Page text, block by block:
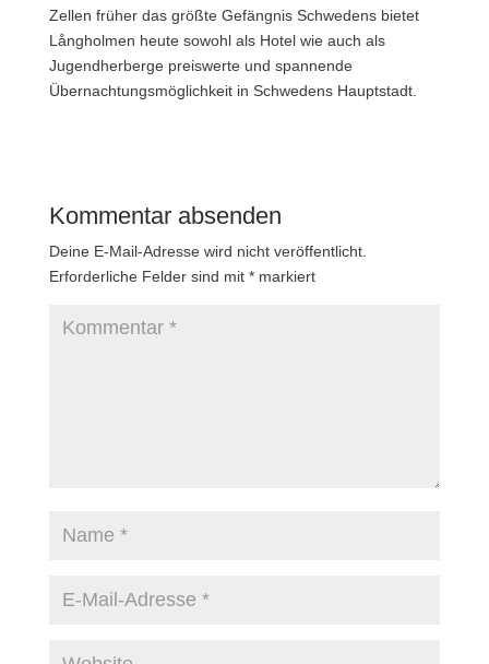
Zellen früher das größte Gefängnis Schwedens bietet
Långholmen heute sowohl als Hotel wie auch als
Jugendherberge preiswerte und spannende
Übernachtungsmöglichkeit in Schwedens Hauptstadt.
Kommentar absenden
Deine E-Mail-Adresse wird nicht veröffentlicht.
Erforderliche Felder sind mit *markiert